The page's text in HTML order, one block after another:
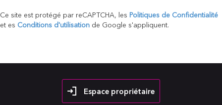
Ce site est protégé par reCAPTCHA, les Politiques de Confidentialité
et es Conditions d'utilisation de Google s'appliquent.
Espace propriétaire